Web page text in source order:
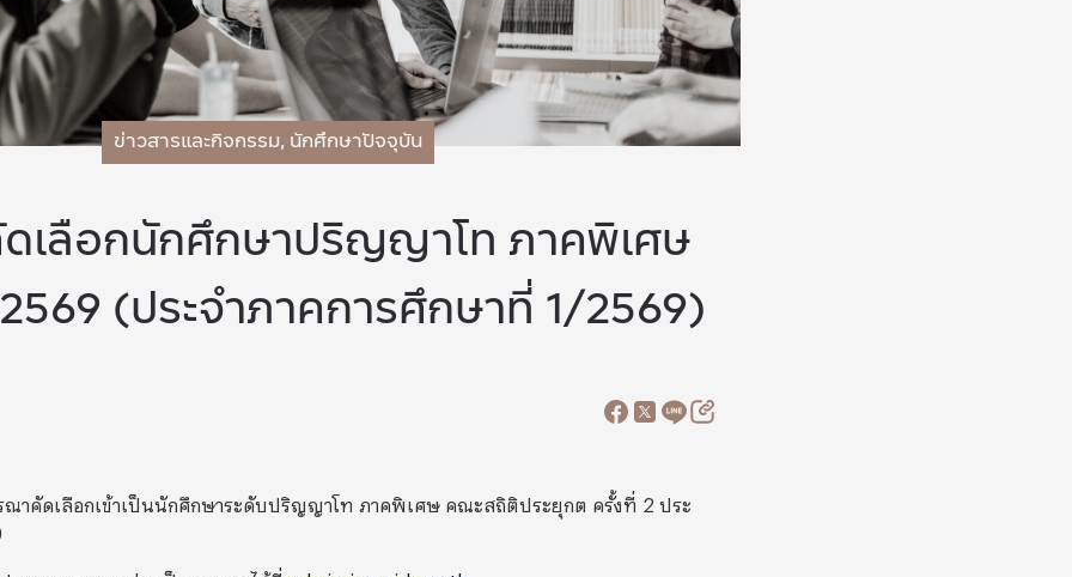
ข่าวสารและกิจกรรม, นักศึกษาปัจจุบัน
เลือกนักศึกษาปริญญาโท ภาคพิเศษ
(ประจำภาคการศึกษาที่ 1/2569)
ณาคัดเลือกเข้าเป็นนักศึกษาระดับปริญญาโท ภาคพิเศษ คณะสถิติประยุกต ครั้งที่ 2 ประ